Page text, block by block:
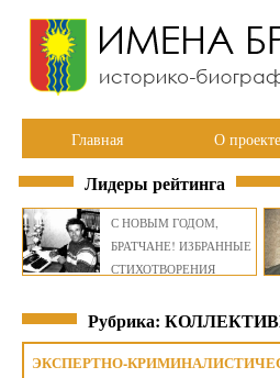
Главная О проекте
Лидеры рейтинга
С НОВЫМ ГОДОМ,
БРАТЧАНЕ! ИЗБРАННЫЕ
СТИХОТВОРЕНИЯ
Рубрика:
ЭКСПЕРТНО-